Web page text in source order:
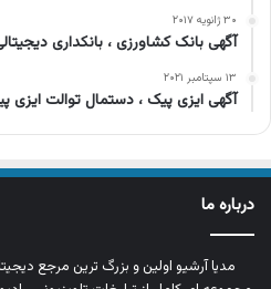
۳۰ ژانویه ۲۰۱۷
آگهی بانک کشاورزی ، بانکداری
۱۳ سپتامبر ۲۰۲۱
آگهی ایزی پیک ، دستمال توالت ایزی
درباره ما
مدیا آرشیو اولین و بزرگ‌ ترین مرجع